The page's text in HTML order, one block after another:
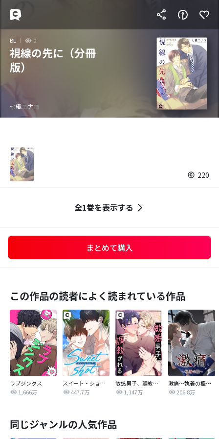
BL 0
視線の先に（分冊
版）
七織ニナコ
220
全1巻を表示する
まとめて購入
この作品の読者によく読まれている作品
ラブジンクス
1,666万
スイート・ショット
447.7万
敏感男子、調教される
1,147万
激痛～執着の檻～
206.8万
同じジャンルの人気作品